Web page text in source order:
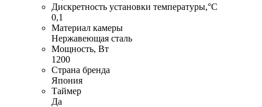
Дискретность установки температуры,°С
0,1
Материал камеры
Нержавеющая сталь
Мощность, Вт
1200
Страна бренда
Япония
Таймер
Да